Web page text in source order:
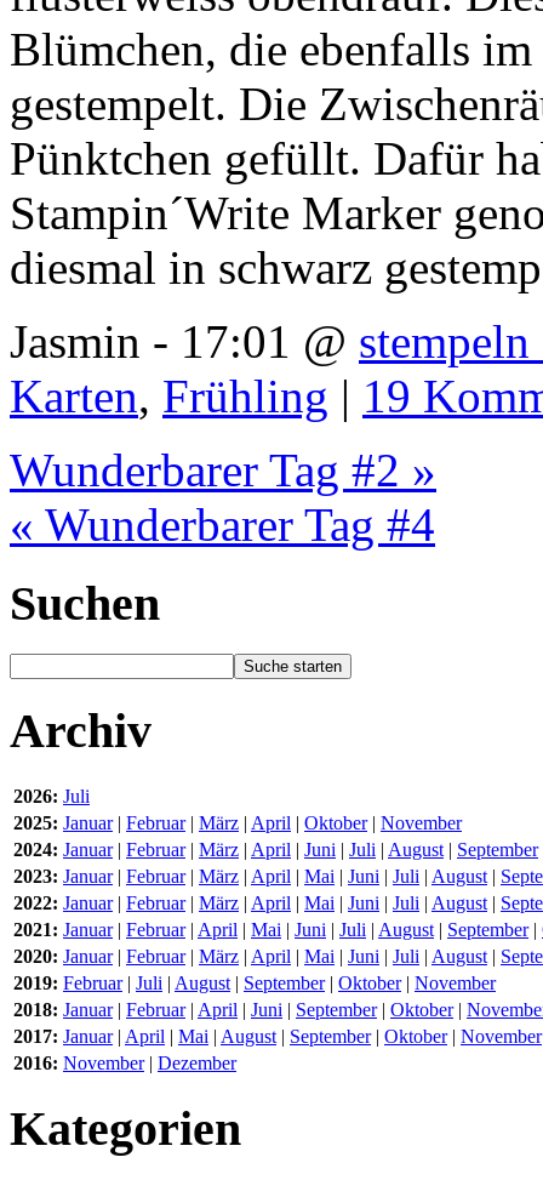
Blümchen, die ebenfalls
gestempelt. Die
Pünktchen gefüllt. Dafür
Stampin´Write Marker
diesmal in schwarz
Jasmin - 17:01 @
Karten, Frühling | 19
Wunderbarer Tag #2 »
« Wunderbarer Tag #4
Suchen
Archiv
2026: Juli
2025: Januar| Februar| März | April | Oktober| November
2024: Januar| Februar| März | April | Juni | Juli | August | September
2023: Januar| Februar| März | April | Mai | Juni | Juli | August |
2022: Januar| Februar| März | April | Mai | Juni | Juli | August |
2021: Januar| Februar| April | Mai | Juni | Juli | August | September|
2020: Januar| Februar| März | April | Mai | Juni | Juli | August |
2019: Februar| Juli | August | September| Oktober| November
2018: Januar| Februar| April | Juni | September| Oktober|
2017: Januar| April | Mai | August | September| Oktober| November
2016: November| Dezember
Kategorien